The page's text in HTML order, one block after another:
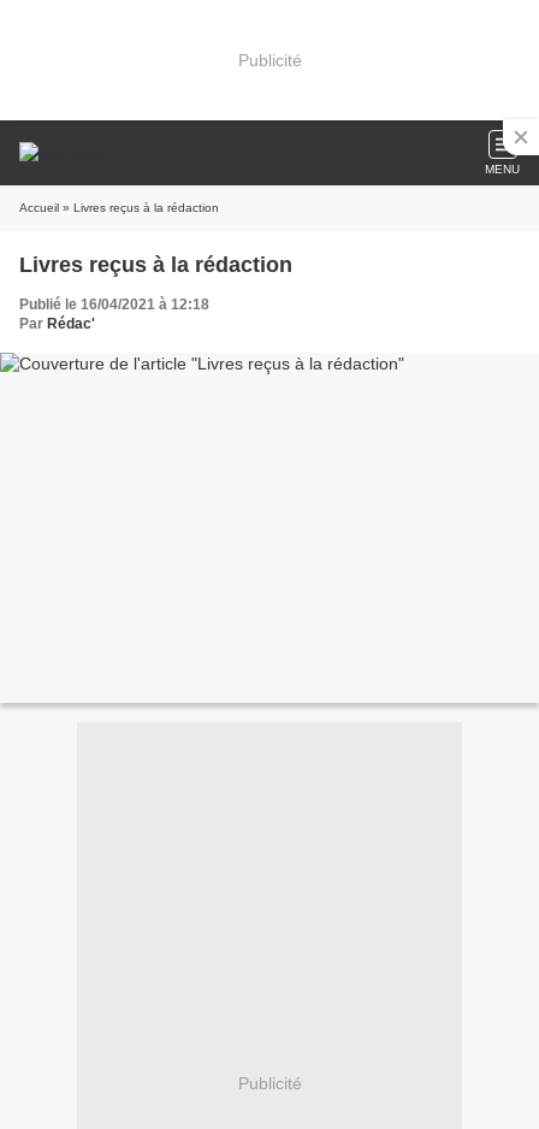
Publicité
MENU
Accueil » Livres reçus à la rédaction
Livres reçus à la rédaction
Publié le 16/04/2021 à 12:18
Par Rédac'
Publicité